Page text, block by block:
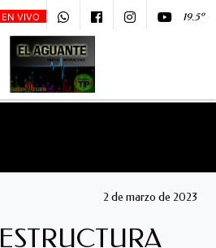
EN VIVO 19.5º
2 de marzo de 2023